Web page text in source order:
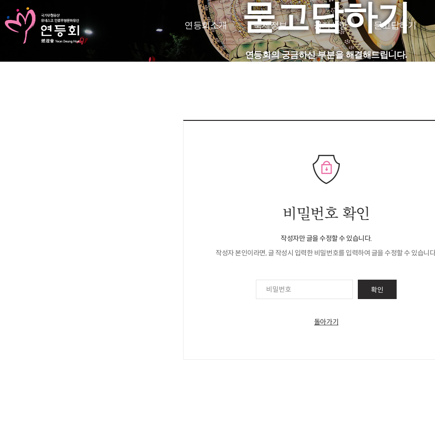
연등회소개 축제정보 공지사항
묻고답하기
KR
JP CH FR
묻고답하기
연등회의 궁금하신 부분을 해결해드립니다.
비밀번호 확인
작성자만 글을 수정할 수 있습니다.
작성자 본인이라면, 글 작성시 입력한 비밀번호를 입력하여 글을 수정할 수 있습니
확인
돌아가기